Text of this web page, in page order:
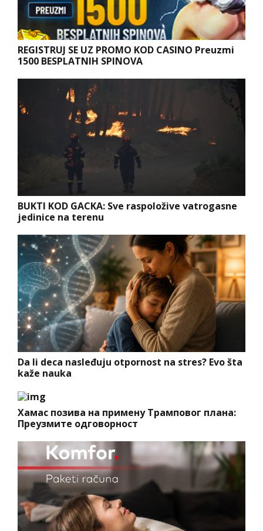
REGISTRUJ SE UZ PROMO KOD CASINO Preuzmi
1500 BESPLATNIH SPINOVA
BUKTI KOD GACKA: Sve raspoložive vatrogasne
jedinice na terenu
Da li deca nasleđuju otpornost na stres? Evo šta
kaže nauka
Хамас позива на примену Трамповог плана:
Преузмите одговорност